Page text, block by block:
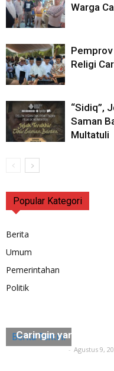
Warga
Religi
“Sidiq”,
Saman
Multatuli
Popular Kategori
Berita
Umum
Pemerintahan
Politik
Berita Terkini
Caringin yang Ambruk
- Agustus 9,